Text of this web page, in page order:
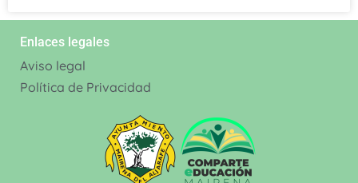
Enlaces legales
Aviso legal
Política de Privacidad